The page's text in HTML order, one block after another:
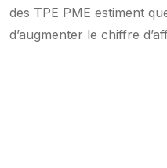
des TPE PME estiment
d’augmenter le chiffre